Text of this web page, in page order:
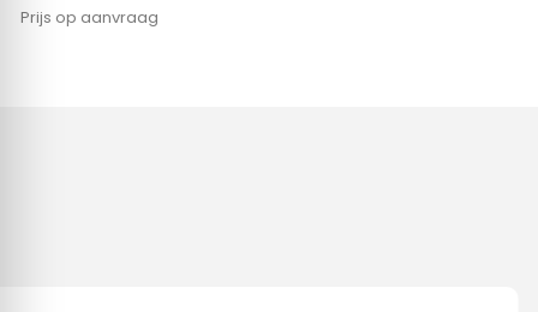
Prijs op aanvraag